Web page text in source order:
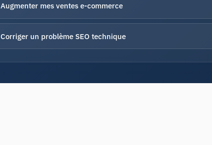
Augmenter mes ventes e-commerce
Corriger un problème SEO technique